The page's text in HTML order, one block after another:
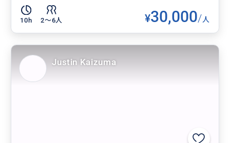
10h 2〜6人 ¥30,000/人
Justin Kaizuma